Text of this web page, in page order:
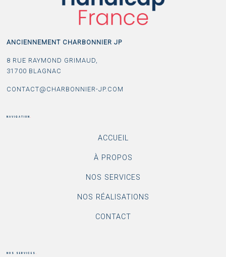
ANCIENNEMENT CHARBONNIER JP
8 RUE RAYMOND GRIMAUD,
31700 BLAGNAC
CONTACT@CHARBONNIER-JP.COM
NAVIGATION.
ACCUEIL
À PROPOS
NOS SERVICES
NOS RÉALISATIONS
CONTACT
NOS SERVICES.